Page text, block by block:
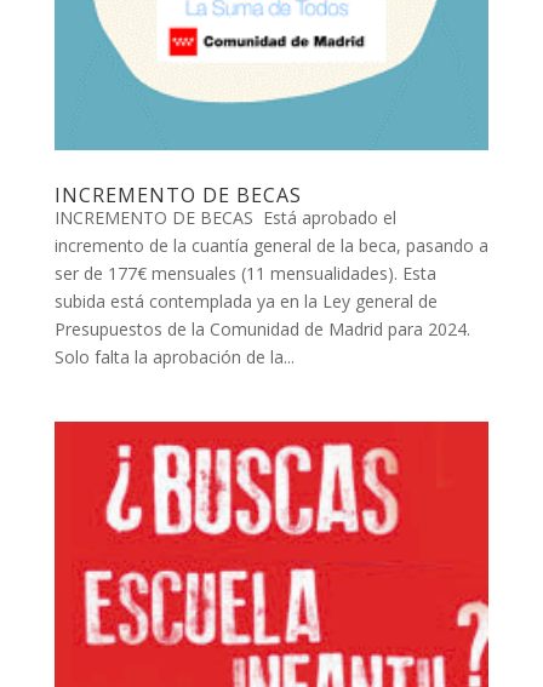
INCREMENTO DE BECAS
INCREMENTO DE BECAS Está aprobado el
incremento de la cuantía general de la beca, pasando a
ser de 177€ mensuales (11 mensualidades). Esta
subida está contemplada ya en la Ley general de
Presupuestos de la Comunidad de Madrid para 2024.
Solo falta la aprobación de la...